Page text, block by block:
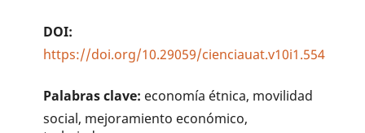
DOI:
https://doi.org/10.29059/cienciauat.v10i1.554
Palabras clave: economía étnica, movilidad
social, mejoramiento económico,